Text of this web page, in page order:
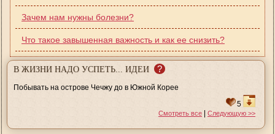
Зачем нам нужны болезни?
Что такое завышенная важность и как ее снизить?
В ЖИЗНИ НАДО УСПЕТЬ... ИДЕИ ?
Побывать на острове Чечжу до в Южной Корее
5
Смотреть все | Следующую >>